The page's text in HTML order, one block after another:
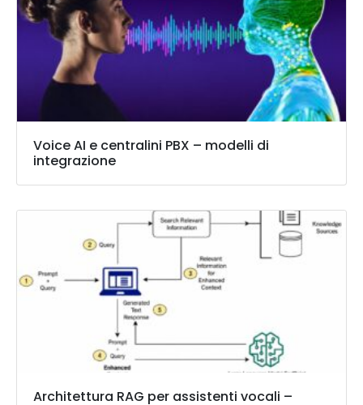
Voice AI e centralini PBX – modelli di
integrazione
Architettura RAG per assistenti vocali –